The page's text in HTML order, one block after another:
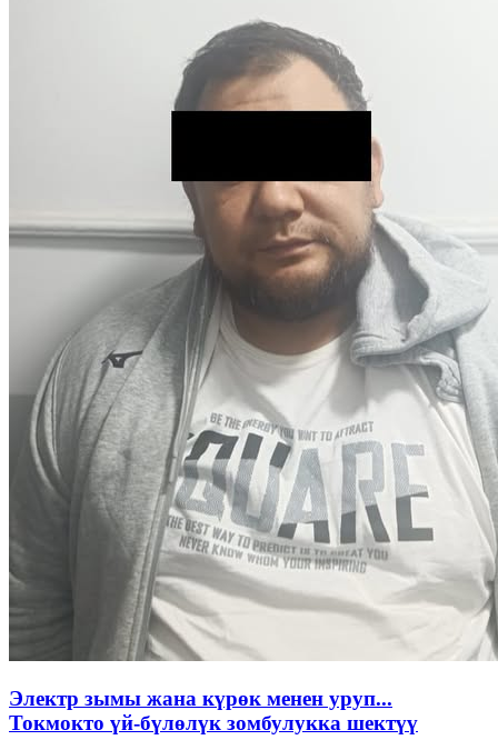
Электр зымы жана күрөк менен уруп...
Токмокто үй-бүлөлүк зомбулукка шектүү